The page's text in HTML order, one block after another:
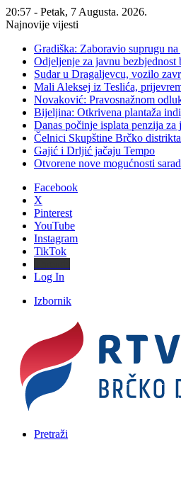
20:57 - Petak, 7 Augusta. 2026.
Najnovije vijesti
Gradiška: Zaboravio suprugu
Odjeljenje za javnu bezbjednost
Sudar u Dragaljevcu, vozilo
Mali Aleksej iz Teslića,
Novaković: Pravosnažnom
Bijeljina: Otkrivena plantaža
Danas počinje isplata penzija
Čelnici Skupštine Brčko
Gajić i Drljić jačaju Tempo
Otvorene nove mogućnosti
Facebook
X
Pinterest
YouTube
Instagram
TikTok
Log In
Izbornik
Pretraži